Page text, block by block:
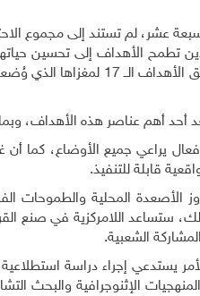
عشر، لم تستند إلى مجموع
تطمح الأهداف إلى تحسين
بها، وهم بطبيعة الحال أَولى بدمجهم في
أهم عناصر هذه الأهداف،
يراعي جميع الأوضاع، كما
قابلة للتنفيذ.
الأصعدة المحلية والطموحات
ستساعد اللامركزية في صنع
الشعبية.
إجراء دراسة استطلاعية
الإثنوجرافية والبحث